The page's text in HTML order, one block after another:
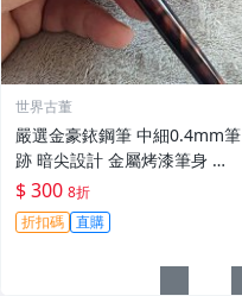
世界古董
嚴選金豪銥鋼筆 中細0.4mm筆
跡 暗尖設計 金屬烤漆筆身 鑲
鑽筆帽 適合學生日用辦公 銥粒
筆跡 傳統鋼筆
$ 300 8折
折扣碼 直購